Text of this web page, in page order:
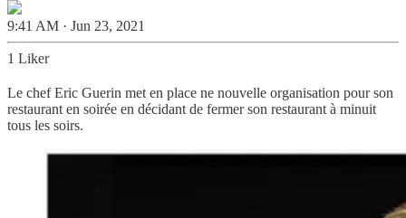
9:41 AM · Jun 23, 2021
1 Liker
Le chef Eric Guerin met en place ne nouvelle organisation pour son
restaurant en soirée en décidant de fermer son restaurant à minuit
tous les soirs.